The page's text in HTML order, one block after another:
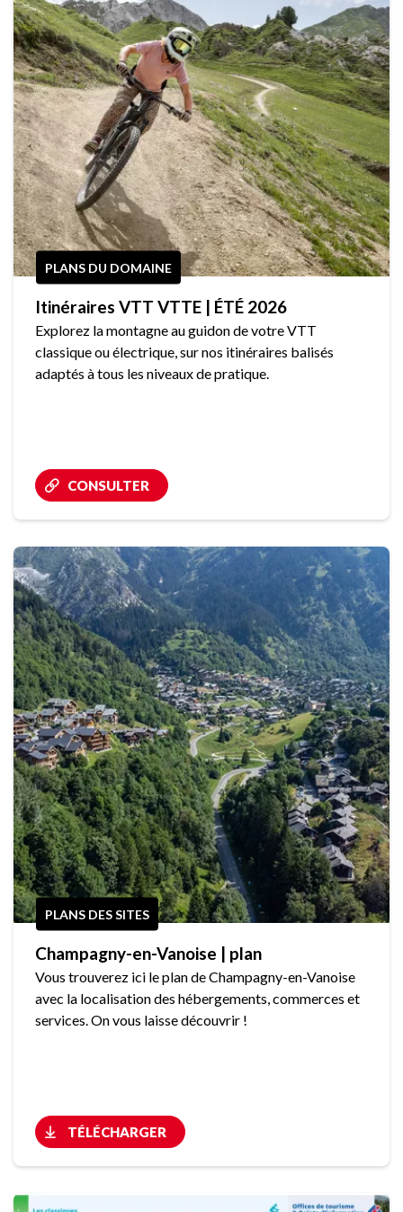
PLANS DU DOMAINE
Itinéraires VTT VTTE | ÉTÉ 2026
Explorez la montagne au guidon de votre VTT
classique ou électrique, sur nos itinéraires balisés
adaptés à tous les niveaux de pratique.
CONSULTER
PLANS DES SITES
Champagny-en-Vanoise | plan
Vous trouverez ici le plan de Champagny-en-Vanoise
avec la localisation des hébergements, commerces et
services. On vous laisse découvrir !
TÉLÉCHARGER